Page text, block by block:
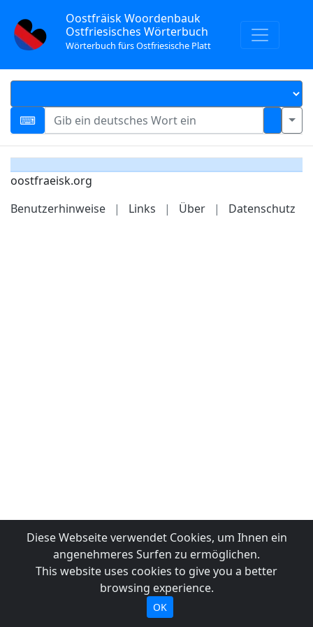
Oostfräisk Woordenbauk
Ostfriesisches Wörterbuch
Wörterbuch fürs Ostfriesische Platt
oostfraeisk.org
Benutzerhinweise
| Links | Über | Datenschutz
Diese Webseite verwendet Cookies, um Ihnen ein
angenehmeres Surfen zu ermöglichen.
This website uses cookies to give you a better
browsing experience.
OK